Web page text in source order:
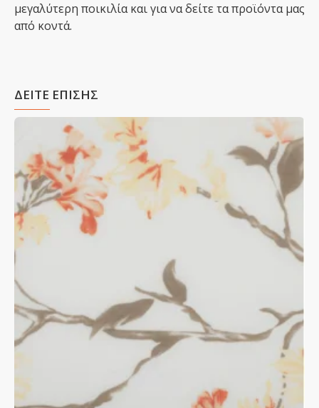
μεγαλύτερη ποικιλία και για να δείτε τα προϊόντα μας
από κοντά.
ΔΕΙΤΕ ΕΠΙΣΗΣ